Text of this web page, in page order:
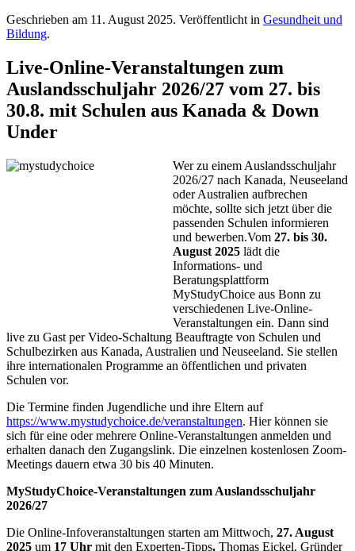
Geschrieben am 11. August 2025. Veröffentlicht in Gesundheit und
Bildung.
Live-Online-Veranstaltungen zum
Auslandsschuljahr 2026/27 vom 27. bis
30.8. mit Schulen aus Kanada & Down
Under
Wer zu einem Auslandsschuljahr
2026/27 nach Kanada, Neuseeland
oder Australien aufbrechen
möchte, sollte sich jetzt über die
passenden Schulen informieren
und bewerben.Vom 27. bis 30.
August 2025 lädt die
Informations- und
Beratungsplattform
MyStudyChoice aus Bonn zu
verschiedenen Live-Online-
Veranstaltungen ein. Dann sind
live zu Gast per Video-Schaltung Beauftragte von Schulen und
Schulbezirken aus Kanada, Australien und Neuseeland. Sie stellen
ihre internationalen Programme an öffentlichen und privaten
Schulen vor.
Die Termine finden Jugendliche und ihre Eltern auf
https://www.mystudychoice.de/veranstaltungen. Hier können sie
sich für eine oder mehrere Online-Veranstaltungen anmelden und
erhalten danach den Zugangslink. Die einzelnen kostenlosen Zoom-
Meetings dauern etwa 30 bis 40 Minuten.
MyStudyChoice-Veranstaltungen zum Auslandsschuljahr
2026/27
Die Online-Infoveranstaltungen starten am Mittwoch, 27. August
2025 um 17 Uhr mit den Experten-Tipps. Thomas Eickel, Gründer